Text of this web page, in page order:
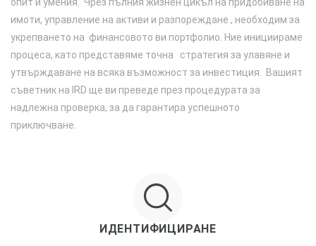
имоти, управление на активи и разпореждане , необходим за
укрепването на финансовото ви портфолио. Ние инициираме
процеса, като представяме точна стратегия за улавяне и
утвърждаване на всяка възможност за инвестиция. Вашият
съветник на IRD ще ви преведе през процедурата за
надлежна проверка, за да гарантира успешното
приключване.
ИДЕНТИФИЦИРАНЕ